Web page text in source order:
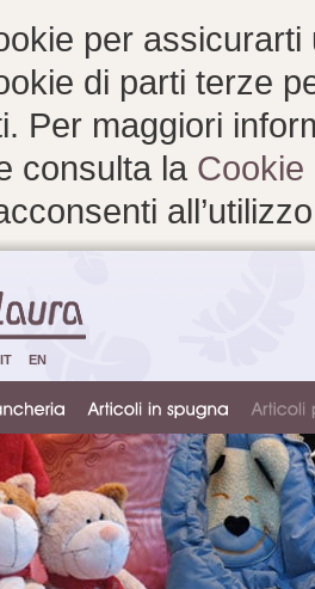
per
di parti terze
Per maggiori
consulta la Cookie
IT EN